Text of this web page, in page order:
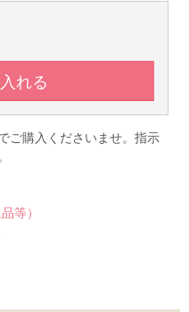
ご購入くださいませ。指示
等）